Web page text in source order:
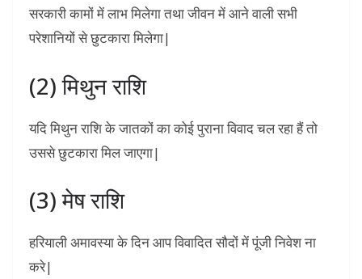
सरकारी कामों में लाभ मिलेगा तथा जीवन में आने वाली सभी
परेशानियों से छुटकारा मिलेगा|
(2) मिथुन राशि
यदि मिथुन राशि के जातकों का कोई पुराना विवाद चल रहा हैं तो
उससे छुटकारा मिल जाएगा|
(3) मेष राशि
हरियाली अमावस्या के दिन आप विवादित सौदों में पूंजी निवेश ना
करे|